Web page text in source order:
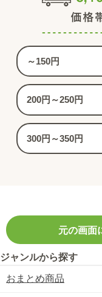
～150円
200円～250円
300円～350円
元の画面
ジャンルから探す
おまとめ商品